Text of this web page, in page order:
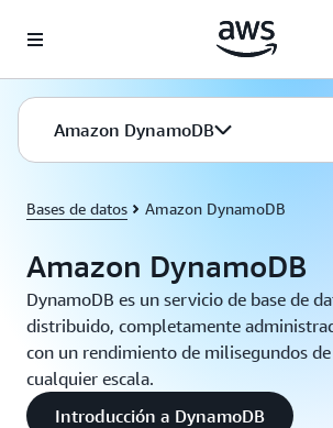
Amazon DynamoDB
Bases de datos Amazon DynamoDB
Amazon DynamoDB
DynamoDB es un servicio de base de
distribuido, completamente
con un rendimiento de milisegundos
cualquier escala.
Introducción a DynamoDB